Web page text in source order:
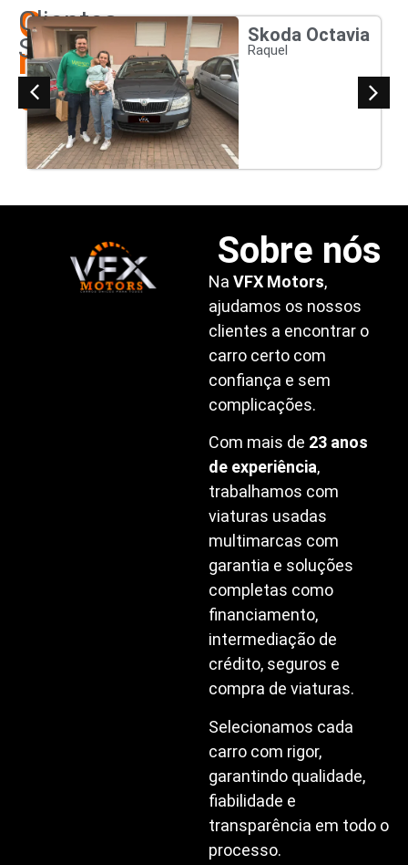
Os
nossos
clientes
Clientes
Satisfeitos
Skoda Octavia
Raquel
Sobre nós
NaVFX Motors,
ajudamos os nossos
clientes a encontrar o
carro certo com
confiança e sem
complicações.
Com mais de 23 anos
de experiência,
trabalhamos com
viaturas usadas
multimarcas com
garantia e soluções
completas como
financiamento,
intermediação de
crédito, seguros e
compra de viaturas.
Selecionamos cada
carro com rigor,
garantindo qualidade,
fiabilidade e
transparência em todo o
processo.